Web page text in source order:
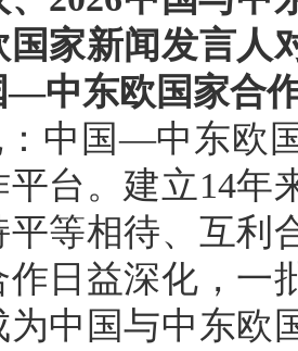
家新闻发言人
—中东欧国家合
中国—中东欧
平台。建立14年
平等相待、互利
作日益深化，一
为中国与中东欧